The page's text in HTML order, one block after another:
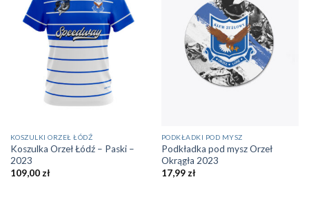
KOSZULKI ORZEŁ ŁÓDŹ
Koszulka Orzeł Łódź – Paski –
2023
109,00 zł
PODKŁADKI POD MYSZ
Podkładka pod mysz Orzeł
Okrągła 2023
17,99 zł